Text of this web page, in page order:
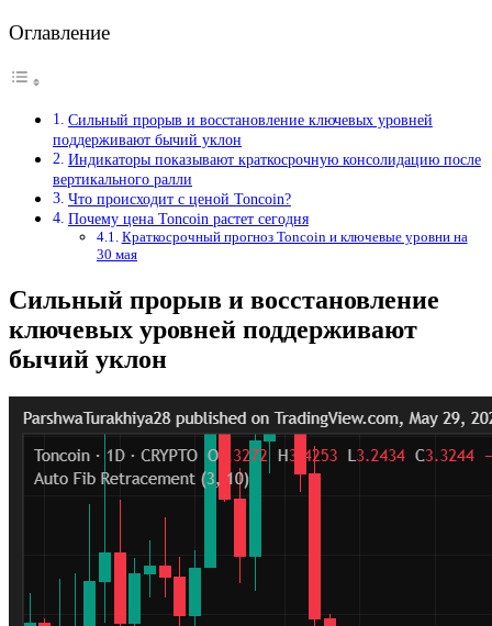
Оглавление
Сильный прорыв и восстановление ключевых уровней
поддерживают бычий уклон
Индикаторы показывают краткосрочную консолидацию после
вертикального ралли
Что происходит с ценой Toncoin?
Почему цена Toncoin растет сегодня
Краткосрочный прогноз Toncoin и ключевые уровни на
30 мая
Сильный прорыв и восстановление
ключевых уровней поддерживают
бычий уклон